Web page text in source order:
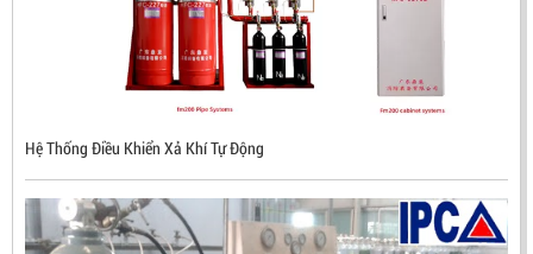
ĐẦU BÁO LỬA CHỐNG NỔ CHỐNG NƯỚC UV/IR- UX300
NHẬP KHẨU HÀN QUỐC
LIÊN HỆ
Mã sản phẩm: UX300
Hệ Thống Điều Khiển Xả Khí Tự Động